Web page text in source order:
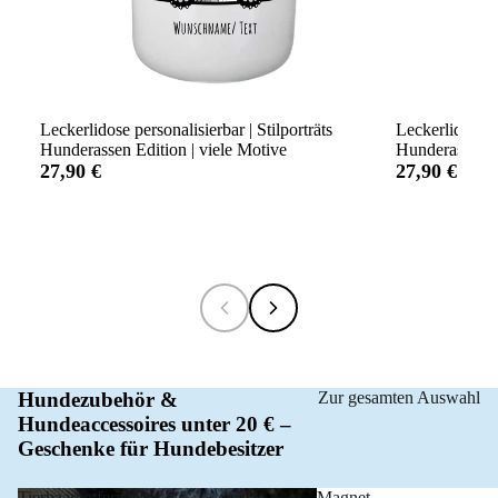
Leckerlidose personalisierbar | Stilporträts
Hunderassen Edition | viele Motive
27,90 €
Leckerlidose
Hunderassen
27,90 €
Hundezubehör &
Hundeaccessoires unter 20 € –
Geschenke für Hundebesitzer
Zur gesamten Auswahl